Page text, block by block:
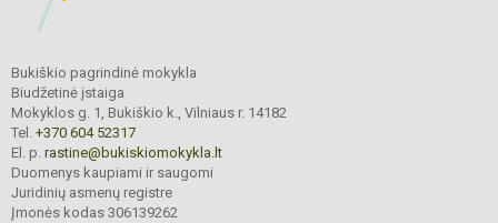
Bukiškio pagrindinė mokykla
Biudžetinė įstaiga
Mokyklos g. 1, Bukiškio k., Vilniaus r. 14182
Tel. +370 604 52317
El. p. rastine@bukiskiomokykla.lt
Duomenys kaupiami ir saugomi
Juridinių asmenų registre
Įmonės kodas 306139262